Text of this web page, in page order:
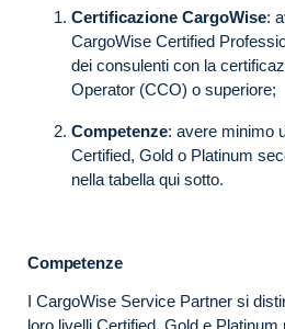
Certificazione CargoWise:
CargoWise Certified
dei consulenti con la
Operator (CCO) o superiore;
Competenze: avere minimo
Certified, Gold o Platinum
nella tabella qui sotto.
Competenze
I CargoWise Service Partner si
loro livelli Certified, Gold e Platinum